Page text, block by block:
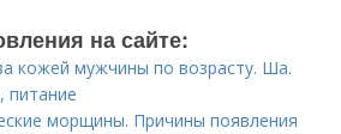
на сайте:
кожей мужчины по возрасту. Ша.
питание
морщины. Причины появления